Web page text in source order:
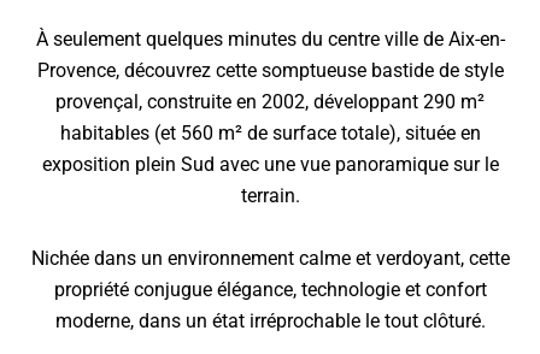
À seulement quelques minutes du centre ville de Aix-en-
Provence, découvrez cette somptueuse bastide de style
provençal, construite en 2002, développant 290 m²
habitables (et 560 m² de surface totale), située en
exposition plein Sud avec une vue panoramique sur le
terrain.
Nichée dans un environnement calme et verdoyant, cette
propriété conjugue élégance, technologie et confort
moderne, dans un état irréprochable le tout clôturé.